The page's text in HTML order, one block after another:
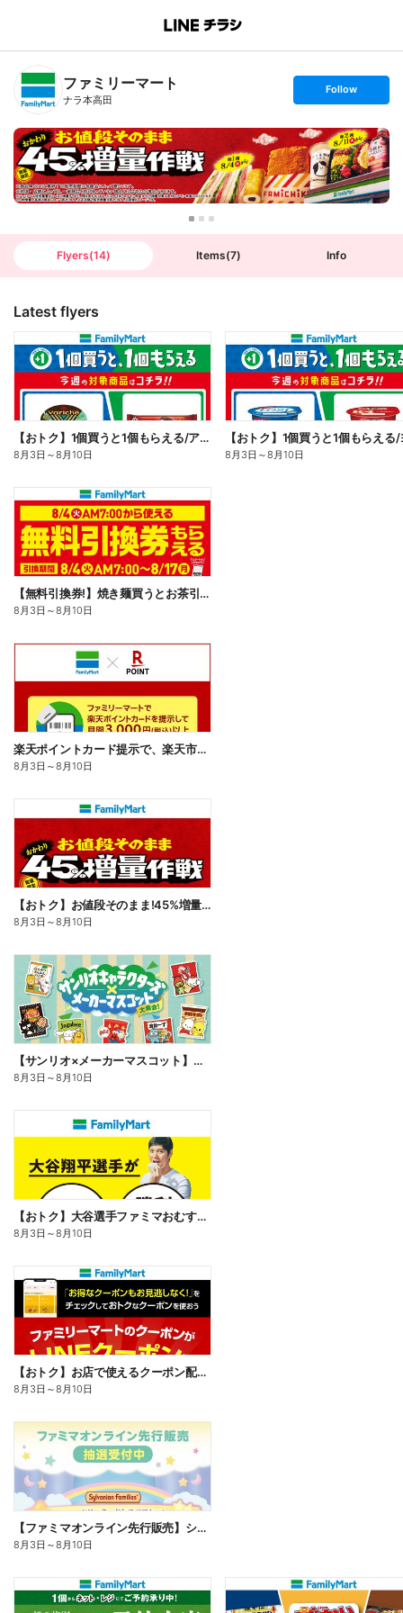
B
n
T
ファミリーマート
ナラ本高田
s
t
o
l
l
o
w
Follow
Flyers(14) Items(7) Info
Latest flyers
【おトク】1個買うと1個もらえる/アイス
8月3日 ～8月10日 8月3日 ～8月10日
【無料引換券!】焼き麺買うとお茶引換券貰える!
8月3日 ～8月10日
楽天ポイントカード提示で、楽天市場でのお買い物がおトクに!
8月3日 ～8月10日
【おトク】お値段そのまま!45%増量作戦!
8月3日 ～8月10日
【サンリオ×メーカーマスコット】オリジナルグッズ貰える!
8月3日 ～8月10日
【おトク】大谷選手ファミマおむすび割
8月3日 ～8月10日
【おトク】お店で使えるクーポン配信中
8月3日 ～8月10日
【ファミマオンライン先行販売】シルバニアファミリー
8月3日 ～8月10日